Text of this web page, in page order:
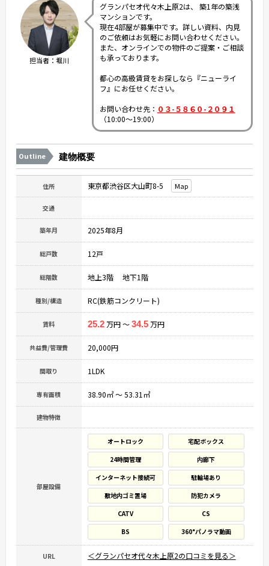
担当者：堀川
グランパセオ代々木上原2は、 築1年の築浅
マンションです。
現在4部屋が募集中です。詳しい資料、内見
のご依頼はお気軽にお問い合わせください。
また、オンラインでの物件のご提案・ご相談
も承っております。
都心の高級賃貸をお探しなら『ニューライ
フ』にお任せください。
お問い合わせ先： ０３-５８６０-２０９１
（10:00～19:00）
Outline 建物概要
住所 東京都渋谷区大山町8-5 Map
交通
築年月 2025年8月
総戸数 12戸
総階数 地上3階 地下1階
種別/構造 RC(鉄筋コンクリート)
賃料 25.2万円 ～34.5万円
共益費/管理費 20,000円
間取り 1LDK
専有面積 38.90㎡ ～ 53.31㎡
建物特徴
部屋設備
オートロック
宅配ボックス
24時間管理
内廊下
インターネット接続可
駐輪場あり
敷地内ゴミ置場
防犯カメラ
CATV
CS
BS
360°パノラマ動画
URL ＜グランパセオ代々木上原2の口コミを見る＞